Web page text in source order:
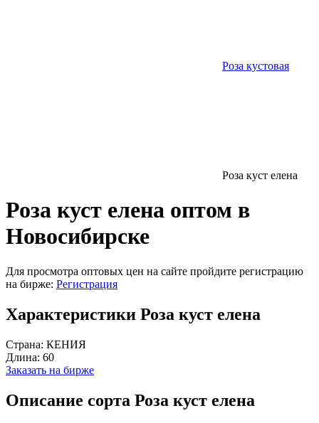
Роза кустовая
Роза куст елена
Роза куст елена оптом в
Новосибирске
Для просмотра оптовых цен на сайте пройдите регистрацию
на бирже: Регистрация
Характеристики Роза куст елена
Страна: КЕНИЯ
Длина: 60
Заказать на бирже
Описание сорта Роза куст елена